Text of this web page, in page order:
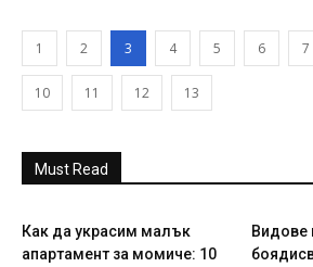
1 2 3 4 5 6 7
10 11 12 13
Must Read
Как да украсим малък
апартамент за момиче: 10
Видове